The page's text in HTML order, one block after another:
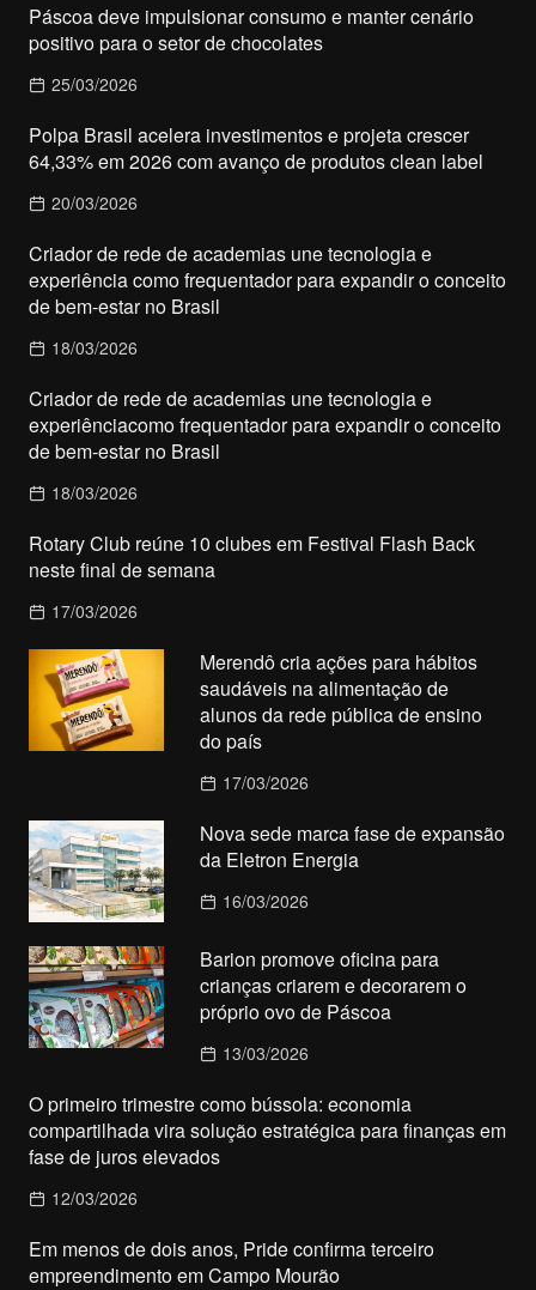
Páscoa deve impulsionar consumo e manter cenário
positivo para o setor de chocolates
25/03/2026
Polpa Brasil acelera investimentos e projeta crescer
64,33% em 2026 com avanço de produtos clean label
20/03/2026
Criador de rede de academias une tecnologia e
experiência como frequentador para expandir o conceito
de bem-estar no Brasil
18/03/2026
Criador de rede de academias une tecnologia e
experiênciacomo frequentador para expandir o conceito
de bem-estar no Brasil
18/03/2026
Rotary Club reúne 10 clubes em Festival Flash Back
neste final de semana
17/03/2026
Merendô cria ações para hábitos
saudáveis na alimentação de
alunos da rede pública de ensino
do país
17/03/2026
Nova sede marca fase de expansão
da Eletron Energia
16/03/2026
Barion promove oficina para
crianças criarem e decorarem o
próprio ovo de Páscoa
13/03/2026
O primeiro trimestre como bússola: economia
compartilhada vira solução estratégica para finanças em
fase de juros elevados
12/03/2026
Em menos de dois anos, Pride confirma terceiro
empreendimento em Campo Mourão